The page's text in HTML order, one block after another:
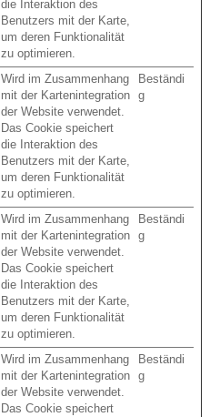
die Interaktion des
Benutzers mit der Karte,
um deren Funktionalität
zu optimieren.
Wird im Zusammenhang
mit der Kartenintegration
der Website verwendet.
Das Cookie speichert
die Interaktion des
Benutzers mit der Karte,
um deren Funktionalität
zu optimieren.
Beständi
g
Wird im Zusammenhang
mit der Kartenintegration
der Website verwendet.
Das Cookie speichert
die Interaktion des
Benutzers mit der Karte,
um deren Funktionalität
zu optimieren.
Beständi
g
Wird im Zusammenhang
mit der Kartenintegration
der Website verwendet.
Das Cookie speichert
Beständi
g